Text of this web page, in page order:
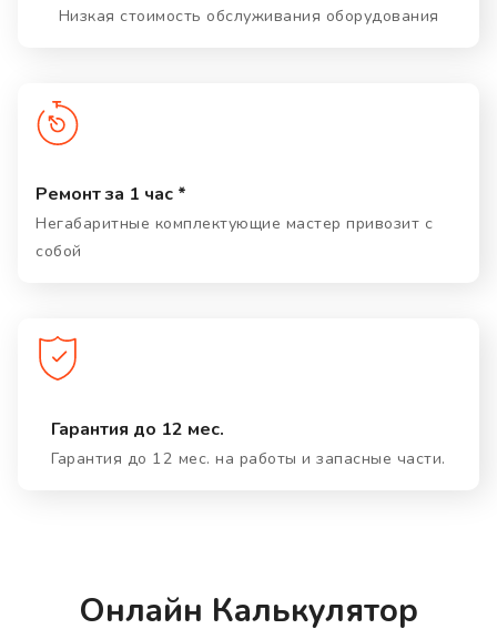
Низкая стоимость обслуживания оборудования
Ремонт за 1 час *
Негабаритные комплектующие мастер привозит с
собой
Гарантия до 12 мес.
Гарантия до 12 мес. на работы и запасные части.
Онлайн Калькулятор